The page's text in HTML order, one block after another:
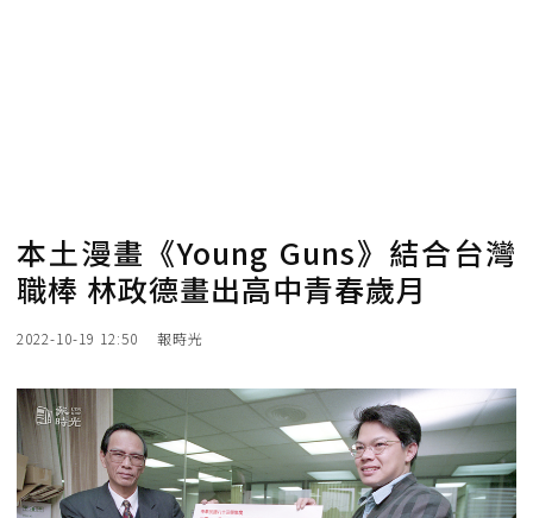
本土漫畫《Young Guns》結合台灣
職棒 林政德畫出高中青春歲月
2022-10-19 12:50 報時光